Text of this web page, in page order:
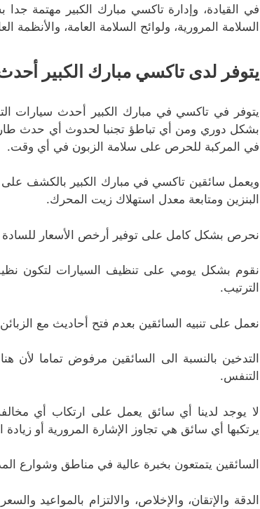
في القيادة، وإدارة تاكسي مبارك الكبير مهتمة
السلامة المرورية، ولوائح السلامة العامة، والأنظمة
يتوفر لدى تاكسي مبارك الكبير
يتوفر في تاكسي في مبارك الكبير أحدث سيارات
بشكل دوري ومن أي تباطؤ تجنبا لحدوث أي حدث طارئ
في المركبة للحرص على سلامة الزبون في أي وقت.
ويعمل سائقين تاكسي في مبارك الكبير بالكشف على
البنزين ومتابعة معدل استهلاك زيت المحرك.
نحرص بشكل كامل على توفير أرخص الأسعار
نقوم بشكل يومي على تنظيف السيارات لتكون
الترتيب.
نعمل على تنبيه السائقين بعدم فتح أحاديث مع
التدخين بالنسبة الى السائقين مرفوض تماما
التنفس.
لا يوجد لدينا أي سائق يعمل على ارتكاب أي
يرتكبها أي سائق هي تجاوز الإشارة المرورية أو
السائقين يتمتعون بخبرة عالية في مناطق وشوارع
الدقة والإتقان، والإخلاص، والالتزام بالمواعيد